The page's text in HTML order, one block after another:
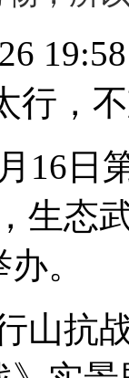
行，
16日
生态
。
山抗